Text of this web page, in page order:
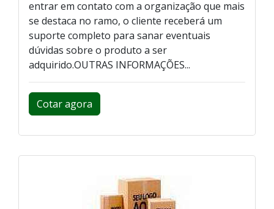
entrar em contato com a organização que mais
se destaca no ramo, o cliente receberá um
suporte completo para sanar eventuais
dúvidas sobre o produto a ser
adquirido.OUTRAS INFORMAÇÕES...
Cotar agora